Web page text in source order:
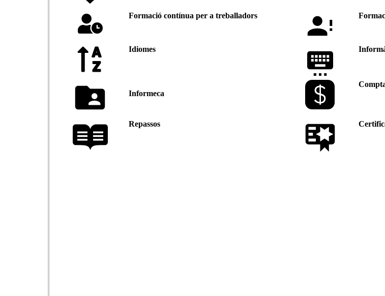
Formació contínua per a treballadors
Idiomes
Informeca
Repassos